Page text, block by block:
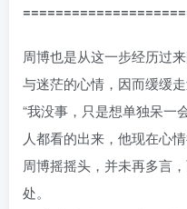
周博也是从这一步经历过
与迷茫的心情，因而缓缓走
“我没事，只是想单独呆一
人都看的出来，他现在心情
周博摇摇头，并未再多言
处。